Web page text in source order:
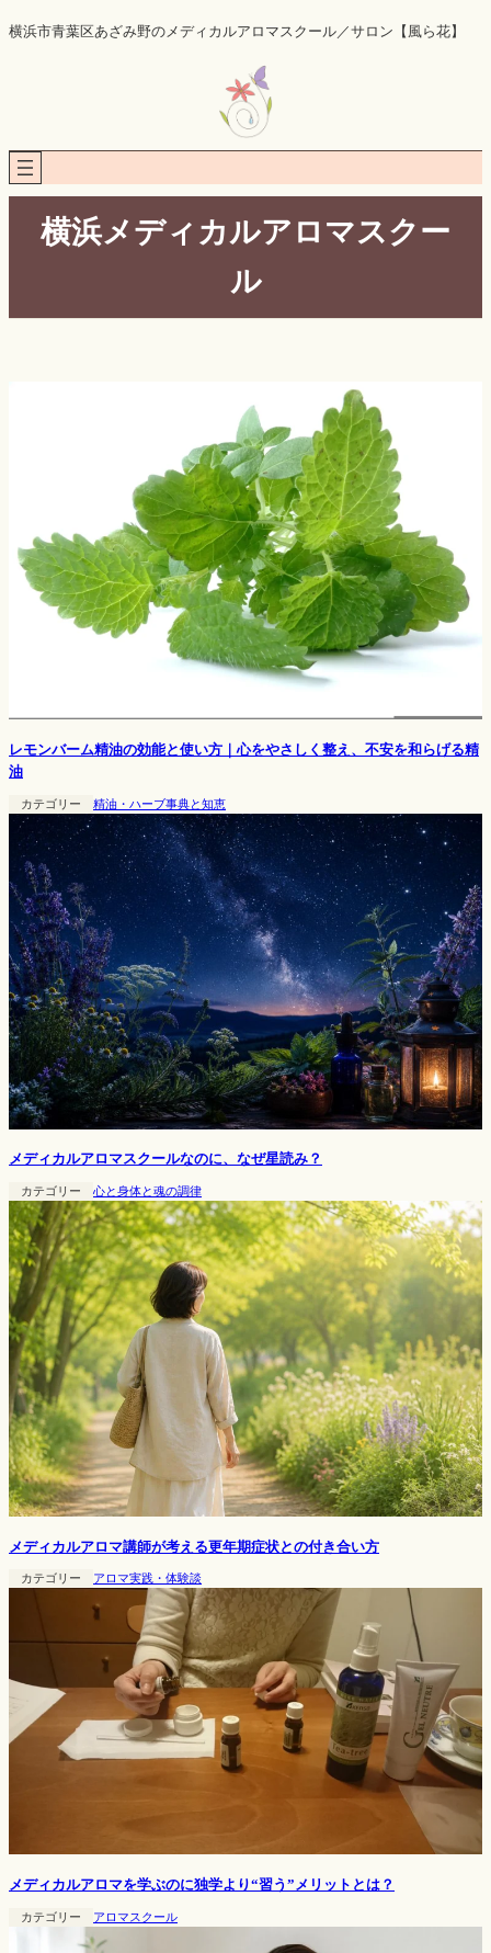
容
プ
横浜市青葉区あざみ野のメディカルアロマスクール／サロン【風ら花】
横浜メディカルアロマスクー
ル
レモンバーム精油の効能と使い方｜心をやさしく整え、不安を和らげる精
油
カテゴリー 精油・ハーブ事典と知恵
メディカルアロマスクールなのに、なぜ星読み？
カテゴリー 心と身体と魂の調律
メディカルアロマ講師が考える更年期症状との付き合い方
カテゴリー アロマ実践・体験談
メディカルアロマを学ぶのに独学より“習う”メリットとは？
カテゴリー アロマスクール